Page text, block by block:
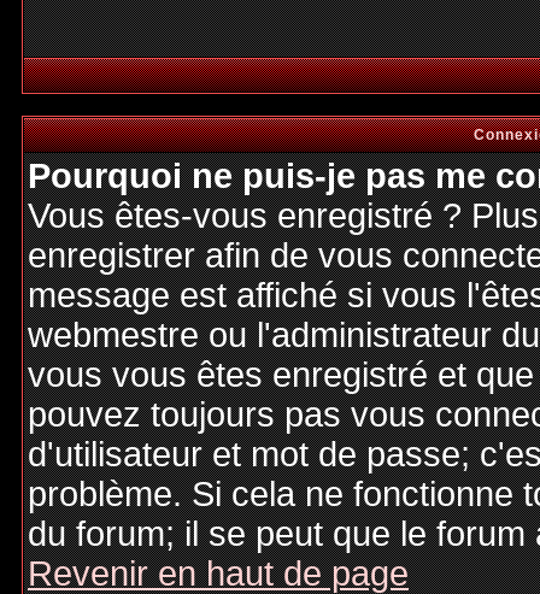
Pourquoi ne puis-je pas me
Vous êtes-vous enregistré ?
enregistrer afin de vous
message est affiché si vous
webmestre ou l'administrateur
vous vous êtes enregistré et
pouvez toujours pas vous
d'utilisateur et mot de passe;
problème. Si cela ne fonctionne
du forum; il se peut que le
Revenir en haut de page